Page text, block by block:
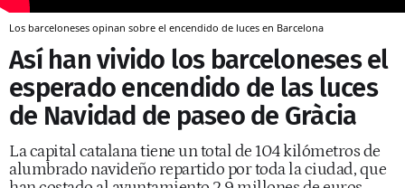
Los barceloneses opinan sobre el encendido de luces en Barcelona
Así han vivido los barceloneses el
esperado encendido de las luces
de Navidad de paseo de Gràcia
La capital catalana tiene un total de 104 kilómetros de
alumbrado navideño repartido por toda la ciudad, que